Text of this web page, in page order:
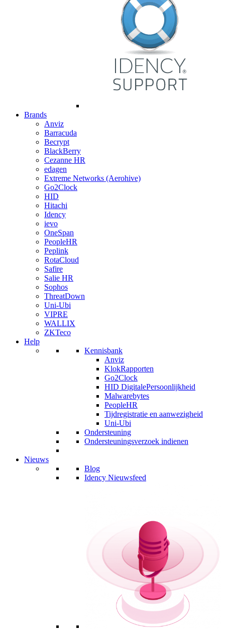
Brands
Anviz
Barracuda
Becrypt
BlackBerry
Cezanne HR
edagen
Extreme Networks (Aerohive)
Go2Clock
HID
Hitachi
Idency
ievo
OneSpan
PeopleHR
Peplink
RotaCloud
Safire
Salie HR
Sophos
ThreatDown
Uni-Ubi
VIPRE
WALLIX
ZKTeco
Help
Kennisbank
Anviz
KlokRapporten
Go2Clock
HID DigitalePersoonlijkheid
Malwarebytes
PeopleHR
Tijdregistratie en aanwezigheid
Uni-Ubi
Ondersteuning
Ondersteuningsverzoek indienen
Nieuws
Blog
Idency Nieuwsfeed